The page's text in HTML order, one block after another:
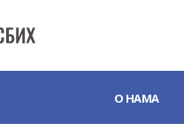
О НАМА